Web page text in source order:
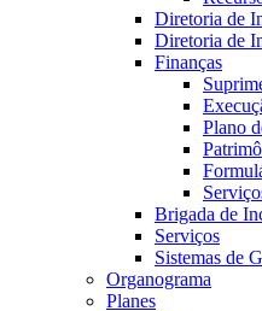
Diretoria de
Diretoria de
Finanças
Plano
Brigada de
Serviços
Sistemas de
Organograma
Planes